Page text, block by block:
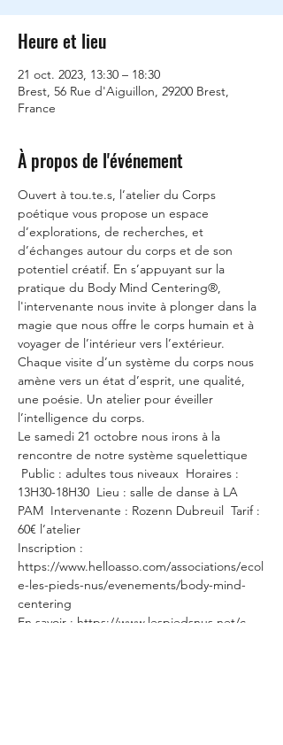
Heure et lieu
21 oct. 2023, 13:30 – 18:30
Brest, 56 Rue d'Aiguillon, 29200 Brest,
France
À propos de l'événement
Ouvert à tou.te.s, l’atelier du Corps
poétique vous propose un espace
d’explorations, de recherches, et
d’échanges autour du corps et de son
potentiel créatif. En s’appuyant sur la
pratique du Body Mind Centering®,
l'intervenante nous invite à plonger dans la
magie que nous offre le corps humain et à
voyager de l’intérieur vers l’extérieur.
Chaque visite d’un système du corps nous
amène vers un état d’esprit, une qualité,
une poésie. Un atelier pour éveiller
l’intelligence du corps.
Le samedi 21 octobre nous irons à la
rencontre de notre système squelettique
Public : adultes tous niveaux  Horaires :
13H30-18H30  Lieu : salle de danse à LA
PAM  Intervenante : Rozenn Dubreuil  Tarif :
60€ l’atelier
Inscription :
https://www.helloasso.com/associations/ecol
e-les-pieds-nus/evenements/body-mind-
centering
En savoir : https://www.lespiedsnus.net/c-